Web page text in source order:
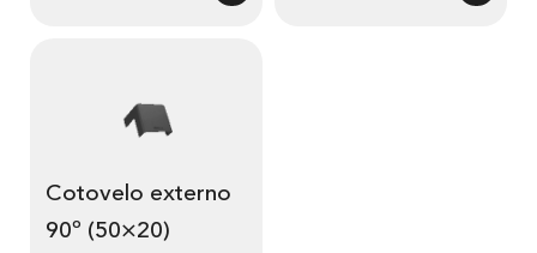
Cotovelo externo
90º (50×20)